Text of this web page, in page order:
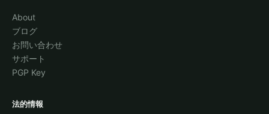
About
ブログ
お問い合わせ
サポート
PGP Key
法的情報